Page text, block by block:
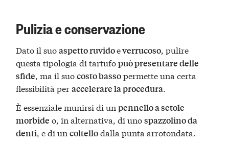
Pulizia e conservazione
Dato il suoaspetto ruvidoeverrucoso, pulire
questa tipologia di tartufopuò presentare delle
sfide, ma il suocosto bassopermette una certa
flessibilità peraccelerare la procedura.
È essenziale munirsi di unpennello a setole
morbide o, in alternativa, di unospazzolino da
denti, e di uncoltellodalla punta arrotondata.